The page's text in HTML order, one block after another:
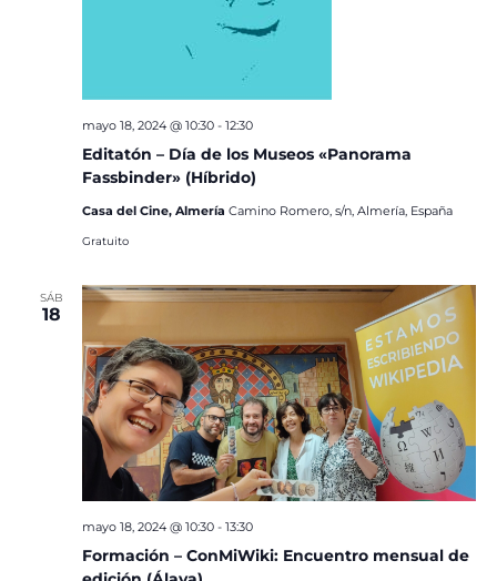
Editatón – Día de los Museos «Panorama
Fassbinder» (Híbrido)
mayo 18, 2024 @ 10:30- 12:30
Casa del Cine, Almería Camino Romero, s/n, Almería, España
Gratuito
SÁB
18
Formación – ConMiWiki: Encuentro mensual de
mayo 18, 2024 @ 10:30- 13:30